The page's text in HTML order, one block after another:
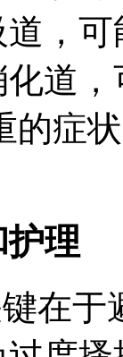
，
道
的症
护理
在于